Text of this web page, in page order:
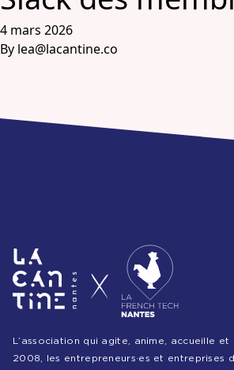
4 mars 2026
By lea@lacantine.co
L’association qui agite, anime, accueille et
2008, les entrepreneurs·es et entreprises